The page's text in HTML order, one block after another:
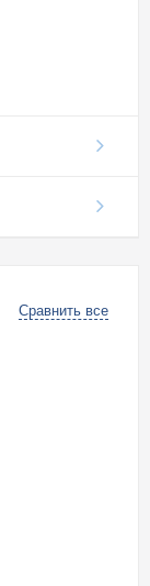
Сравнить все